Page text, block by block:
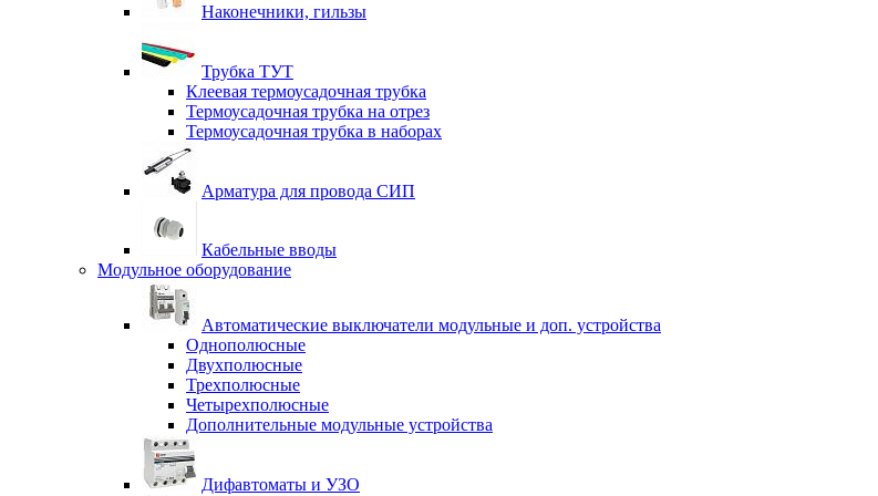
Наконечники, гильзы
Трубка ТУТ
Клеевая термоусадочная трубка
Термоусадочная трубка на отрез
Термоусадочная трубка в наборах
Арматура для провода СИП
Кабельные вводы
Модульное оборудование
Автоматические выключатели модульные и доп. устройства
Однополюсные
Двухполюсные
Трехполюсные
Четырехполюсные
Дополнительные модульные устройства
Дифавтоматы и УЗО